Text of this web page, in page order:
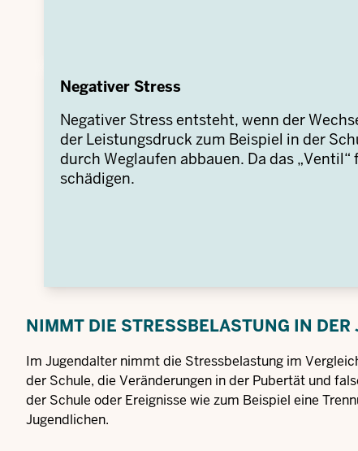
Negativer Stress
Negativer Stress entsteht, wenn der
der Leistungsdruck zum Beispiel in der
durch Weglaufen abbauen. Da das
schädigen.
NIMMT DIE STRESSBELASTUNG IN DER
Im Jugendalter nimmt die Stressbelastung im
der Schule, die Veränderungen in der Pubertät und
der Schule oder Ereignisse wie zum Beispiel eine
Jugendlichen.